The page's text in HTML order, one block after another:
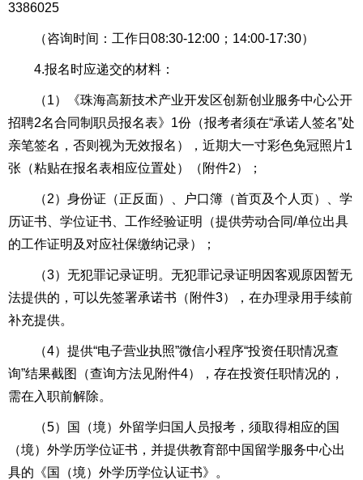
3386025
（咨询时间：工作日08:30-12:00；14:00-17:30）
4.报名时应递交的材料：
（1）《珠海高新技术产业开发区创新创业服务中心公开
招聘2名合同制职员报名表》1份（报考者须在“承诺人签名”处
亲笔签名，否则视为无效报名），近期大一寸彩色免冠照片1
张（粘贴在报名表相应位置处）（附件2）；
（2）身份证（正反面）、户口簿（首页及个人页）、学
历证书、学位证书、工作经验证明（提供劳动合同/单位出具
的工作证明及对应社保缴纳记录）；
（3）无犯罪记录证明。无犯罪记录证明因客观原因暂无
法提供的，可以先签署承诺书（附件3），在办理录用手续前
补充提供。
（4）提供“电子营业执照”微信小程序“投资任职情况查
询”结果截图（查询方法见附件4），存在投资任职情况的，
需在入职前解除。
（5）国（境）外留学归国人员报考，须取得相应的国
（境）外学历学位证书，并提供教育部中国留学服务中心出
具的《国（境）外学历学位认证书》。